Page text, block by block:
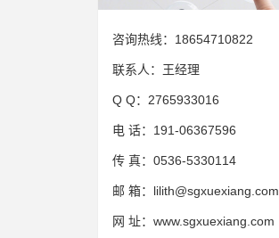
咨询热线： 18654710822
联系人： 王经理
Q Q： 2765933016
电 话： 191-06367596
传 真： 0536-5330114
邮 箱： lilith@sgxuexiang.com
网 址： www.sgxuexiang.com